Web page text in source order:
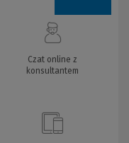
Czat online z
konsultantem